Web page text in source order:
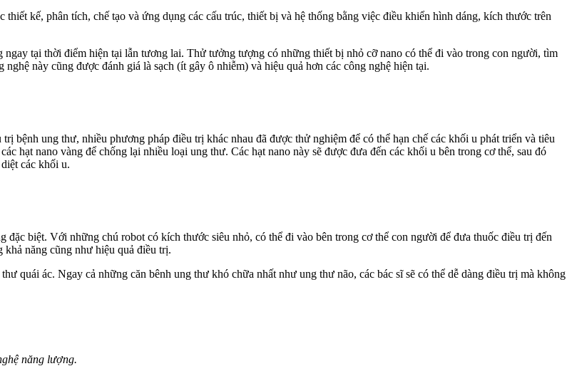
kế, phân tích, chế tạo và ứng dụng các cấu trúc, thiết bị và hệ thống bằng việc điều khiển hình dáng, kích thước trên
tại thời điểm hiện tại lẫn tương lai. Thử tưởng tượng có những thiết bị nhỏ cỡ nano có thể đi vào trong con người, tìm
này cũng được đánh giá là sạch (ít gây ô nhiễm) và hiệu quả hơn các công nghệ hiện tại.
bệnh ung thư, nhiều phương pháp điều trị khác nhau đã được thử nghiệm để có thể hạn chế các khối u phát triển và tiêu
hạt nano vàng để chống lại nhiều loại ung thư. Các hạt nano này sẽ được đưa đến các khối u bên trong c‌ơ th‌ể, sau đó
các khối u.
biệt. Với những chú robot có kích thước siêu nhỏ, có thể đi vào bên trong c‌ơ th‌ể con người để đưa thuốc điều trị đến
năng cũng như hiệu quả điều trị.
quái ác. Ngay cả những căn bênh ung thư khó chữa nhất như ung thư não, các bác sĩ sẽ có thể dễ dàng điều trị mà không
năng lượng.